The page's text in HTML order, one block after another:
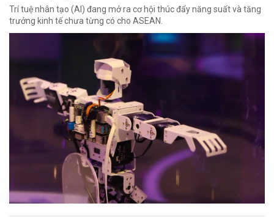
Trí tuệ nhân tạo (AI) đang mở ra cơ hội thúc đẩy năng suất và tăng
trưởng kinh tế chưa từng có cho ASEAN.